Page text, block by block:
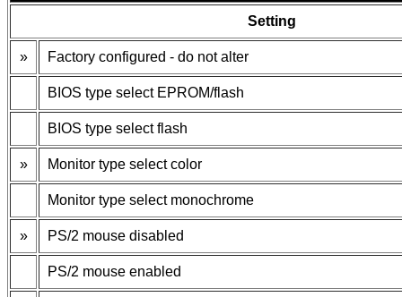
Setting
» Factory configured - do not alter
BIOS type select EPROM/flash
BIOS type select flash
» Monitor type select color
Monitor type select monochrome
» PS/2 mouse disabled
PS/2 mouse enabled